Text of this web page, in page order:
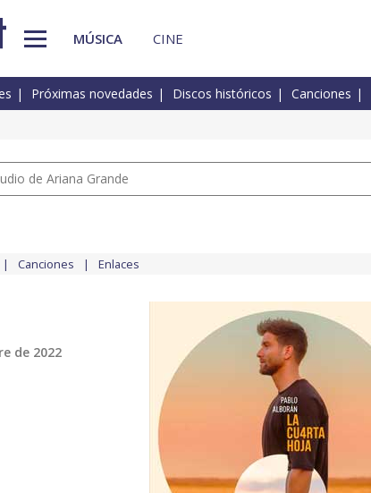
MÚSICA CINE
Próximas novedades Discos históricos Canciones
de Ariana Grande
Canciones Enlaces
de 2022